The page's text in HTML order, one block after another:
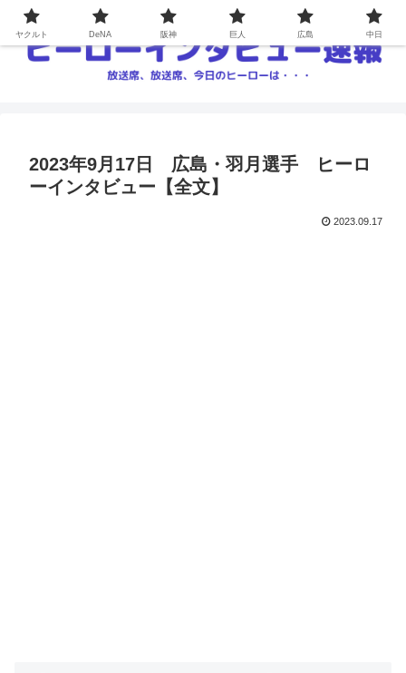
2023年9月17日 広島・羽月選手 ヒーロ
ーインタビュー【全文】
2023.09.17
ヤクルト DeNA 阪神 巨人 広島 中日